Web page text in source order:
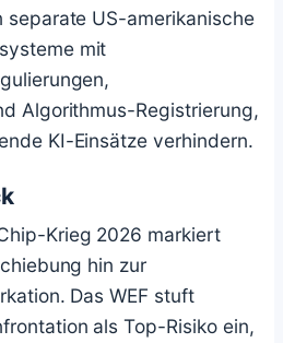
separate US-amerikanische
mit
Algorithmus-Registrierung,
KI-Einsätze verhindern.
Krieg 2026 markiert
hin zur
Das WEF stuft
als Top-Risiko ein,